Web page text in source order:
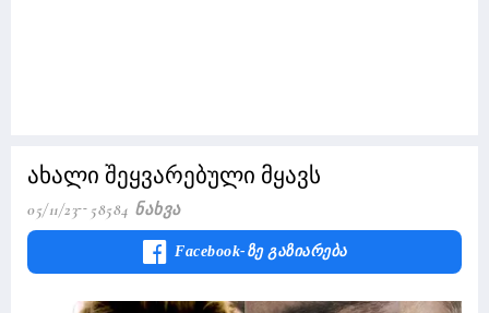
ახალი შეყვარებული მყავს
05/11/23 58584 Ნახვა
Facebook-Ზე Გაზიარება